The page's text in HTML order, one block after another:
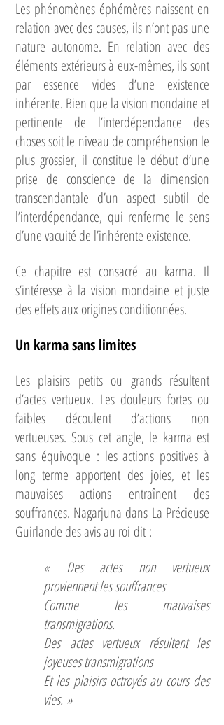
Les phénomènes éphémères naissent en
relation avec des causes, ils n’ont pas une
nature autonome. En relation avec des
éléments extérieurs à eux-mêmes, ils sont
par essence vides d’une existence
inhérente. Bien que la vision mondaine et
pertinente de l’interdépendance des
choses soit le niveau de compréhension le
plus grossier, il constitue le début d’une
prise de conscience de la dimension
transcendantale d’un aspect subtil de
l’interdépendance, qui renferme le sens
d’une vacuité de l’inhérente existence.
Ce chapitre est consacré au karma. Il
s’intéresse à la vision mondaine et juste
des effets aux origines conditionnées.
Un karma sans limites
Les plaisirs petits ou grands résultent
d’actes vertueux. Les douleurs fortes ou
faibles découlent d’actions non
vertueuses. Sous cet angle, le karma est
sans équivoque : les actions positives à
long terme apportent des joies, et les
mauvaises actions entraînent des
souffrances. Nagarjuna dans La Précieuse
Guirlande des avis au roi dit :
« Des actes non vertueux
proviennent les souffrances
Comme les mauvaises
transmigrations.
Des actes vertueux résultent les
joyeuses transmigrations
Et les plaisirs octroyés au cours des
vies. »